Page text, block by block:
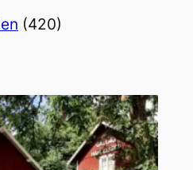
(420)